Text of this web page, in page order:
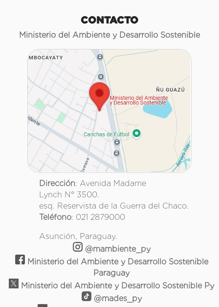
CONTACTO
Ministerio del Ambiente y Desarrollo Sostenible
Dirección: Avenida Madame
Lynch N° 3500.
esq. Reservista de la Guerra del Chaco.
Teléfono: 021 2879000
Asunción, Paraguay.
@mambiente_py
Ministerio del Ambiente y Desarrollo Sostenible
Paraguay
Ministerio del Ambiente y Desarrollo Sostenible Py
@mades_py